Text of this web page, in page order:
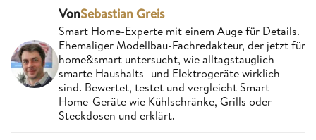
VonSebastian Greis
Smart Home-Experte mit einem Auge für Details.
Ehemaliger Modellbau-Fachredakteur, der jetzt für
home&smart untersucht, wie alltagstauglich
smarte Haushalts- und Elektrogeräte wirklich
sind. Bewertet, testet und vergleicht Smart
Home-Geräte wie Kühlschränke, Grills oder
Steckdosen und erklärt.